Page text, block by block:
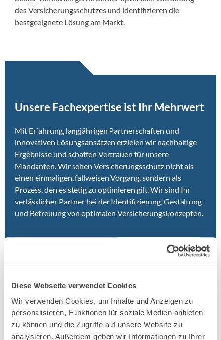
Diese Webseite verwendet Cookies
Wir verwenden Cookies, um Inhalte und Anzeigen zu
personalisieren, Funktionen für soziale Medien anbieten
zu können und die Zugriffe auf unsere Website zu
analysieren. Außerdem geben wir Informationen zu Ihrer
des Versicherungsschutzes und identifizieren die
bestgeeignete Lösung am Markt.
Unsere Fachexpertise ist Ihr Mehrwert
Mit Erfahrung, langjährigen Partnerschaften und
innovativen Lösungsansätzen erzielen wir nachhaltige
Ergebnisse und schaffen Vertrauen für unsere
Mandanten. Wir sehen Versicherungsschutz nicht als
einen einmaligen, fallweisen Vorgang, sondern als
Prozess, den es stetig zu optimieren gilt. Wir sind Ihr
verlässlicher Partner bei der Identifizierung, Gestaltung
und Betreuung von optimalen Versicherungskonzepten.
Was Kunden sagen
Telefonischer Kontakt
0911/495 20 10